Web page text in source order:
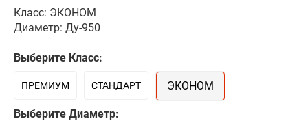
Класс: ЭКОНОМ
Диаметр: Ду-950
Выберите Класс:
ПРЕМИУМ СТАНДАРТ ЭКОНОМ
Выберите Диаметр: